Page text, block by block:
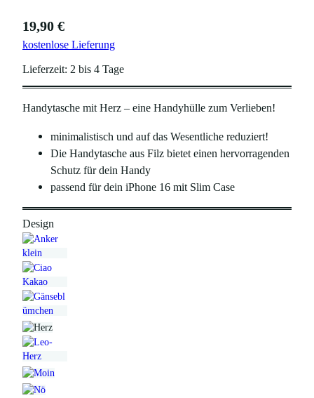
19,90 €
kostenlose Lieferung
Lieferzeit: 2 bis 4 Tage
Handytasche mit Herz – eine Handyhülle zum Verlieben!
minimalistisch und auf das Wesentliche reduziert!
Die Handytasche aus Filz bietet einen hervorragenden
Schutz für dein Handy
passend für dein iPhone 16 mit Slim Case
Design